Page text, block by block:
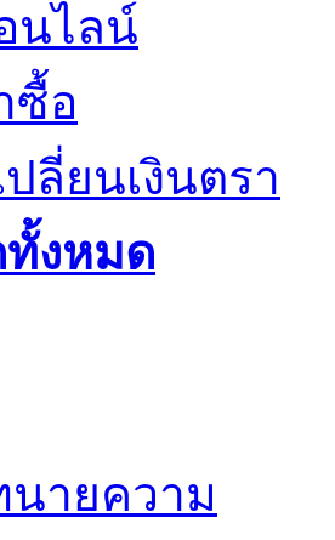
นไลน์
ซื้อ
ลี่ยนเงินตรา
งหมด
ายความ